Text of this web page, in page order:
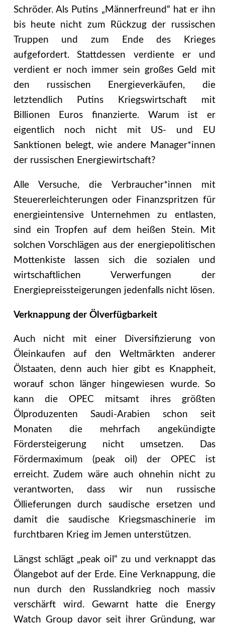
Schröder. Als Putins „Männerfreund“ hat er ihn
bis heute nicht zum Rückzug der russischen
Truppen und zum Ende des Krieges
aufgefordert. Stattdessen verdiente er und
verdient er noch immer sein großes Geld mit
den russischen Energieverkäufen, die
letztendlich Putins Kriegswirtschaft mit
Billionen Euros finanzierte. Warum ist er
eigentlich noch nicht mit US- und EU
Sanktionen belegt, wie andere Manager*innen
der russischen Energiewirtschaft?
Alle Versuche, die Verbraucher*innen mit
Steuererleichterungen oder Finanzspritzen für
energieintensive Unternehmen zu entlasten,
sind ein Tropfen auf dem heißen Stein. Mit
solchen Vorschlägen aus der energiepolitischen
Mottenkiste lassen sich die sozialen und
wirtschaftlichen Verwerfungen der
Energiepreissteigerungen jedenfalls nicht lösen.
Verknappung der Ölverfügbarkeit
Auch nicht mit einer Diversifizierung von
Öleinkaufen auf den Weltmärkten anderer
Ölstaaten, denn auch hier gibt es Knappheit,
worauf schon länger hingewiesen wurde. So
kann die OPEC mitsamt ihres größten
Ölproduzenten Saudi-Arabien schon seit
Monaten die mehrfach angekündigte
Fördersteigerung nicht umsetzen. Das
Fördermaximum (peak oil) der OPEC ist
erreicht. Zudem wäre auch ohnehin nicht zu
verantworten, dass wir nun russische
Öllieferungen durch saudische ersetzen und
damit die saudische Kriegsmaschinerie im
furchtbaren Krieg im Jemen unterstützen.
Längst schlägt „peak oil“ zu und verknappt das
Ölangebot auf der Erde. Eine Verknappung, die
nun durch den Russlandkrieg noch massiv
verschärft wird. Gewarnt hatte die Energy
Watch Group davor seit ihrer Gründung, war